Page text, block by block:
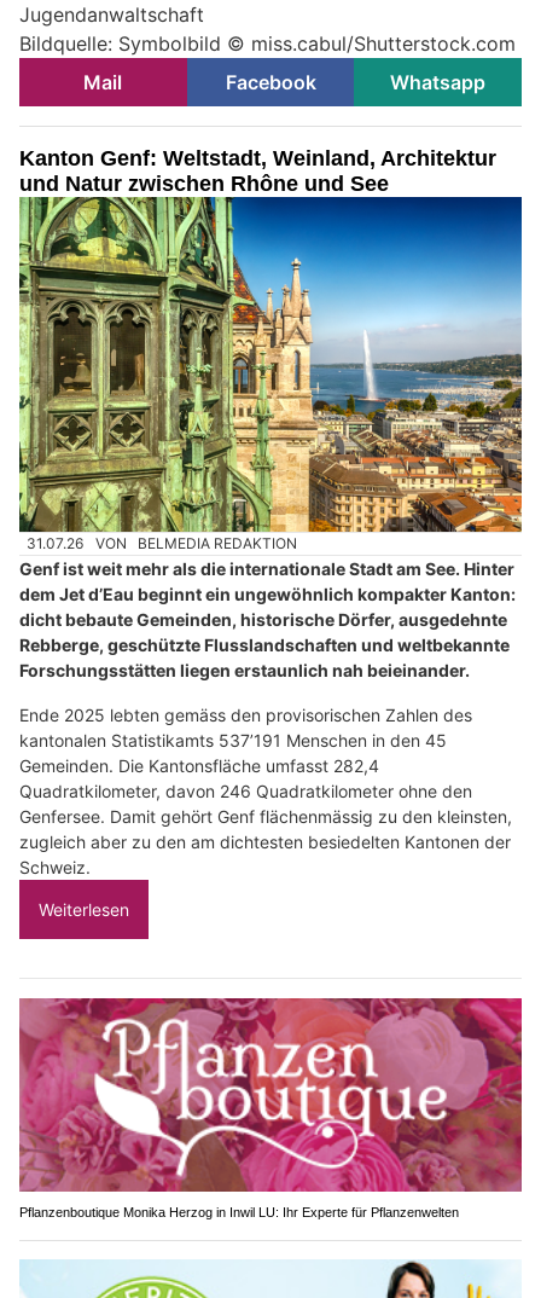
Jugendanwaltschaft
Bildquelle: Symbolbild © miss.cabul/Shutterstock.com
Mail
Facebook Whatsapp
Kanton Genf: Weltstadt, Weinland, Architektur
und Natur zwischen Rhône und See
31.07.26 VON BELMEDIA REDAKTION
Genf ist weit mehr als die internationale Stadt am See. Hinter
dem Jet d’Eau beginnt ein ungewöhnlich kompakter Kanton:
dicht bebaute Gemeinden, historische Dörfer, ausgedehnte
Rebberge, geschützte Flusslandschaften und weltbekannte
Forschungsstätten liegen erstaunlich nah beieinander.
Ende 2025 lebten gemäss den provisorischen Zahlen des
kantonalen Statistikamts 537’191 Menschen in den 45
Gemeinden. Die Kantonsfläche umfasst 282,4
Quadratkilometer, davon 246 Quadratkilometer ohne den
Genfersee. Damit gehört Genf flächenmässig zu den kleinsten,
zugleich aber zu den am dichtesten besiedelten Kantonen der
Schweiz.
Weiterlesen
Pflanzenboutique Monika Herzog in Inwil LU: Ihr Experte für Pflanzenwelten